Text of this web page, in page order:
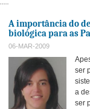
A importância do
biológica para as
06-MAR-2009
ser
a
ser